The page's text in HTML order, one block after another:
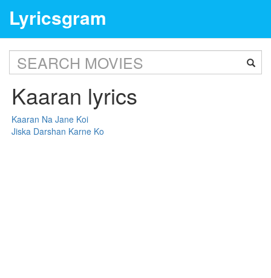
Lyricsgram
Kaaran lyrics
Kaaran Na Jane Koi
Jiska Darshan Karne Ko